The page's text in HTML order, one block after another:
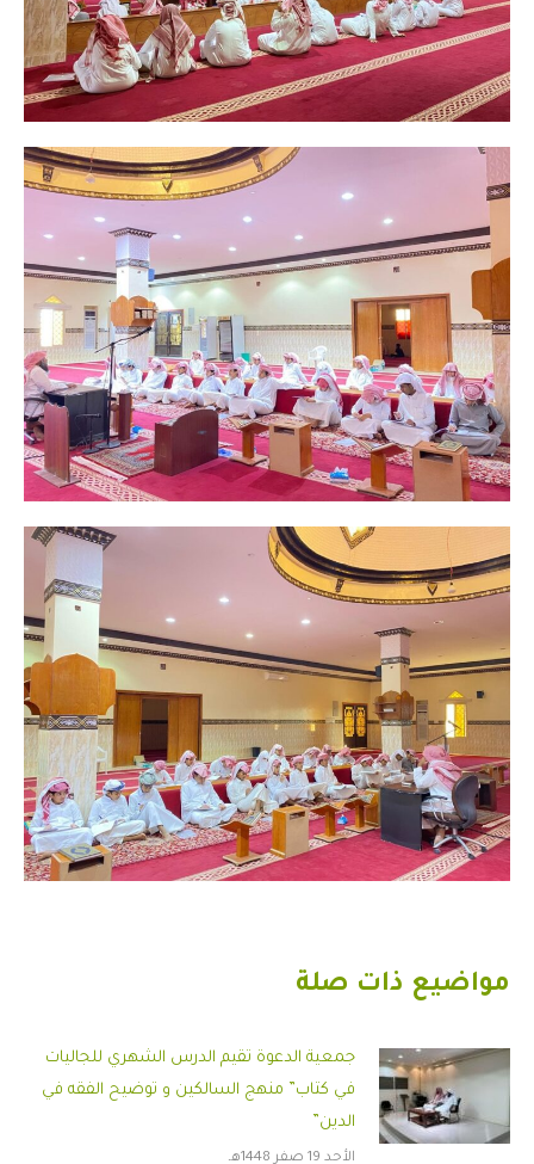
مواضيع ذات صلة
جمعية الدعوة تقيم الدرس الشهري للجاليات
في كتاب” منهج السالكين و توضيح الفقه في
الدين”
الأحد 19 صفر 1448هـ